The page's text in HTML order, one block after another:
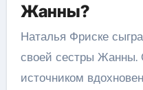
Жанны?
Наталья Фриске
своей сестры Жанны.
источником